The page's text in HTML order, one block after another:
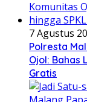
7 Agustus
Polresta
Ojol: Bahas
Gratis